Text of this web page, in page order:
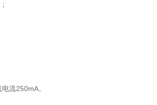
流250mA。